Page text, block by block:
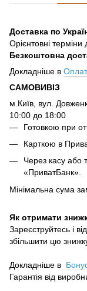
Доставка по
Орієнтовні терміни
Безкоштовна
Докладніше в
САМОВИВІЗ
м.Київ, вул.
10:00 до 18:00
Готовкою при
Карткою в
Через касу або
«ПриватБанк».
Мінімальна сума
Як отримати
Зареєструйтесь і
збільшити цю
Докладніше в
Гарантія від